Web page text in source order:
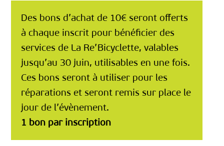
Des bons d’achat de 10€ seront offerts
à chaque inscrit pour bénéficier des
services de La Re’Bicyclette, valables
jusqu’au 30 juin, utilisables en une fois.
Ces bons seront à utiliser pour les
réparations et seront remis sur place le
jour de l’évènement.
1 bon par inscription